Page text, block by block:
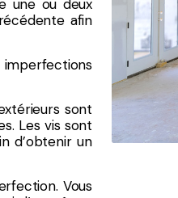
une ou deux
afin
imperfections
sont
Les vis sont
d’obtenir un
Vous